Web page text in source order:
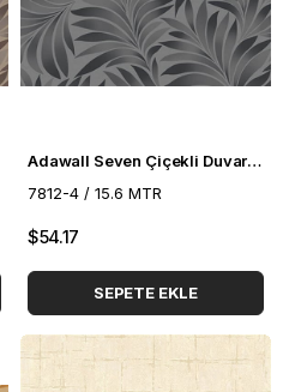
Adawall Seven Çiçekli Duvar Kağıdı 7812-4
7812-4 / 15.6 MTR
$54.17
SEPETE EKLE